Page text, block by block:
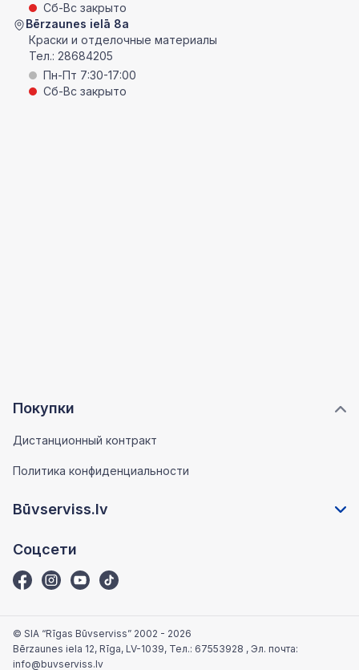
Покупки
Дистанционный контракт
Политика конфиденциальности
Būvserviss.lv
Соцсети
Сб-Вс закрыто
Bērzaunes ielā 8a
Краски и отделочные материалы
Тел.: 28684205
Пн-Пт 7:30-17:00
Сб-Вс закрыто
© SIA “Rīgas Būvserviss” 2002 - 2026
Bērzaunes iela 12, Rīga, LV-1039, Тел.: 67553928 , Эл. почта:
info@buvserviss.lv